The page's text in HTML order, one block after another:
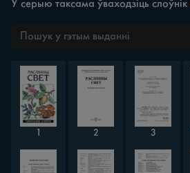
У серыю таксама ўваходзіць слоўнік
1 2 3